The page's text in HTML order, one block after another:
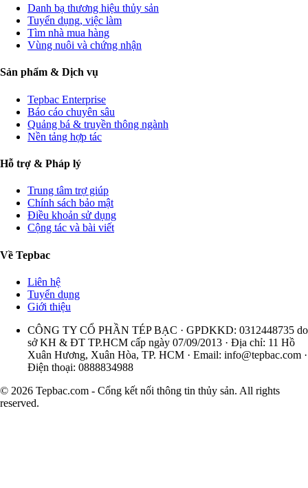
Danh bạ thương hiệu thủy sản
Tuyển dụng, việc làm
Tìm nhà mua hàng
Vùng nuôi và chứng nhận
Sản phẩm & Dịch vụ
Tepbac Enterprise
Báo cáo chuyên sâu
Quảng bá & truyền thông ngành
Nền tảng hợp tác
Hỗ trợ & Pháp lý
Trung tâm trợ giúp
Chính sách bảo mật
Điều khoản sử dụng
Cộng tác và bài viết
Về Tepbac
Liên hệ
Tuyển dụng
Giới thiệu
CÔNG TY CỔ PHẦN TÉP BẠC · GPDKKD: 0312448735 do
sở KH & ĐT TP.HCM cấp ngày 07/09/2013 · Địa chỉ: 11 Hồ
Xuân Hương, Xuân Hòa, TP. HCM · Email: info@tepbac.com ·
Điện thoại: 0888834988
© 2026 Tepbac.com - Cổng kết nối thông tin thủy sản. All rights
reserved.